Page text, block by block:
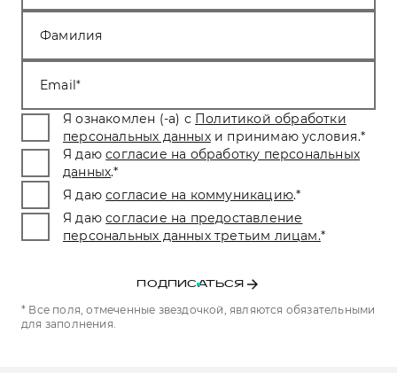
Фамилия
Email
Я ознакомлен (-а) с Политикой обработки
персональных данных и принимаю условия.*
Я даю согласие на обработку персональных
данных.*
Я даю согласие на коммуникацию.*
Я даю согласие на предоставление
персональных данных третьим лицам.*
ПОДПИСАТЬСЯ
* Все поля, отмеченные звездочкой, являются обязательными
для заполнения.